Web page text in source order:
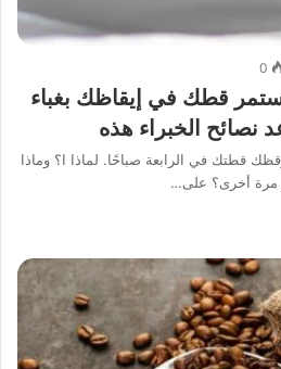
0
قطك في إيقاظك بغباء
نصائح الخبراء هذه
قطتك في الرابعة صباحًا. لماذا ا؟ وماذا
مرة أخرى؟ على…